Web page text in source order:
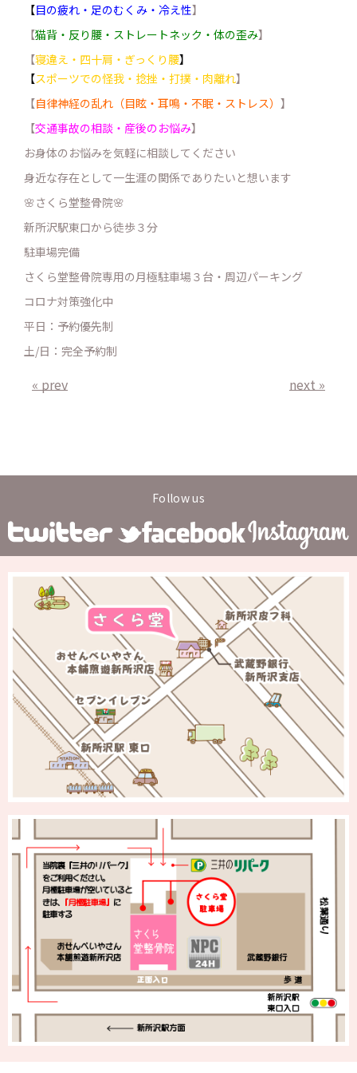
【目の疲れ・足のむくみ・冷え性】
【猫背・反り腰・ストレートネック・体の歪み】
【寝違え・四十肩・ぎっくり腰】
【スポーツでの怪我・捻挫・打撲・肉離れ】
【自律神経の乱れ（目眩・耳鳴・不眠・ストレス） 】
【交通事故の相談・産後のお悩み】
お身体のお悩みを気軽に相談してください
身近な存在として一生涯の関係でありたいと想います
🌸さくら堂整骨院🌸
新所沢駅東口から徒歩３分
駐車場完備
さくら堂整骨院専用の月極駐車場３台・周辺パーキング
コロナ対策強化中
平日：予約優先制
土/日：完全予約制
« prev next »
Follow us